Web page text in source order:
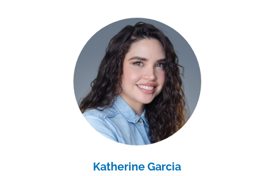
Katherine Garcia